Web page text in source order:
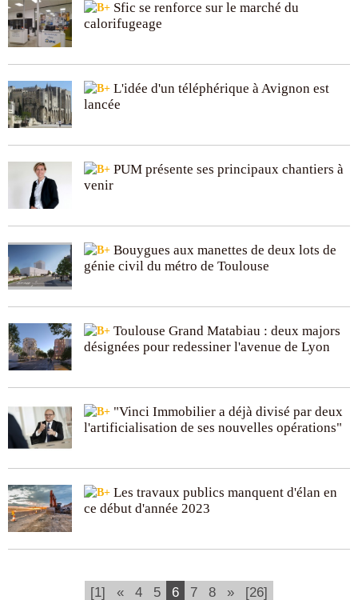
Sfic se renforce sur le marché du
calorifugeage
L'idée d'un téléphérique à Avignon est
lancée
PUM présente ses principaux chantiers à
venir
Bouygues aux manettes de deux lots de
génie civil du métro de Toulouse
Toulouse Grand Matabiau : deux majors
désignées pour redessiner l'avenue de Lyon
"Vinci Immobilier a déjà divisé par deux
l'artificialisation de ses nouvelles opérations"
Les travaux publics manquent d'élan en
ce début d'année 2023
[1] « 4 5 6(current)
7 8 » [26]